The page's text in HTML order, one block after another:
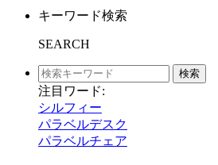
キーワード検索
SEARCH
検索
注目ワード:
シルフィー
パラベルデスク
パラベルチェア